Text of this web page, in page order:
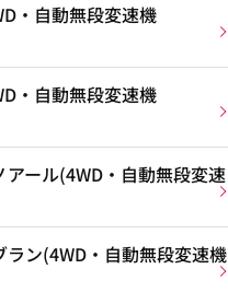
・自動無段変速機
・自動無段変速機
ール(4WD・自動無段変速
ン(4WD・自動無段変速機